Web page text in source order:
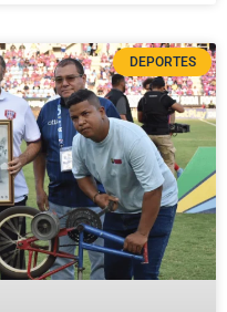
DEPORTES